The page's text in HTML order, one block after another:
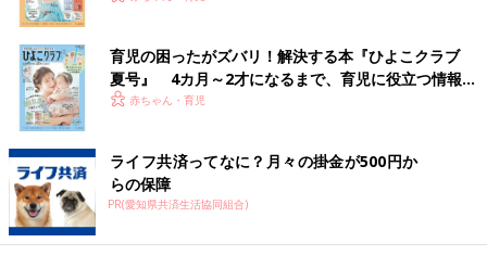
育児の困ったがズバリ！解決する本『ひよこクラブ
夏号』 4カ月～2才になるまで、育児に役立つ情報が
いっぱい！
赤ちゃん・育児
ライフ共済ってなに？月々の掛金が500円か
らの保障
PR(愛知県共済生活協同組合)